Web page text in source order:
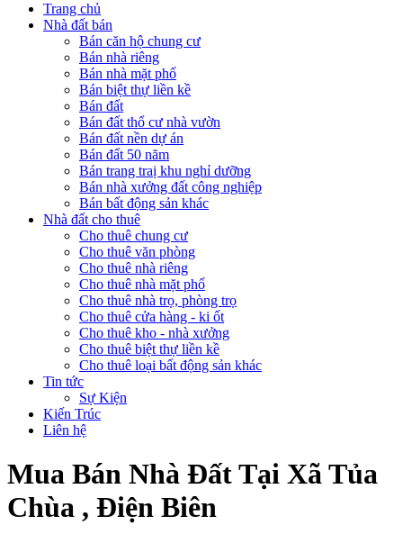
Trang chủ
Nhà đất bán
Bán căn hộ chung cư
Bán nhà riêng
Bán nhà mặt phố
Bán biệt thự liền kề
Bán đất
Bán đất thổ cư nhà vườn
Bán đất nền dự án
Bán đất 50 năm
Bán trang traị khu nghỉ dưỡng
Bán nhà xưởng đất công nghiệp
Bán bất động sản khác
Nhà đất cho thuê
Cho thuê chung cư
Cho thuê văn phòng
Cho thuê nhà riêng
Cho thuê nhà mặt phố
Cho thuê nhà trọ, phòng trọ
Cho thuê cửa hàng - ki ốt
Cho thuê kho - nhà xưởng
Cho thuê biệt thự liền kề
Cho thuê loại bất động sản khác
Tin tức
Sự Kiện
Kiến Trúc
Liên hệ
Mua Bán Nhà Đất Tại Xã Tủa
Chùa , Điện Biên